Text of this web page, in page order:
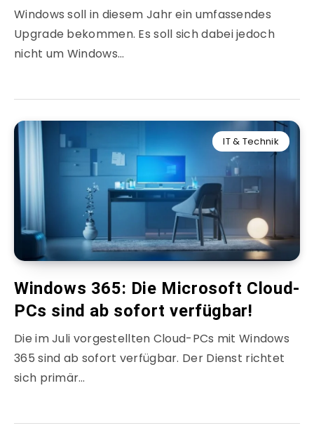
Windows soll in diesem Jahr ein umfassendes
Upgrade bekommen. Es soll sich dabei jedoch
nicht um Windows…
IT & Technik
Windows 365: Die Microsoft Cloud-
PCs sind ab sofort verfügbar!
Die im Juli vorgestellten Cloud-PCs mit Windows
365 sind ab sofort verfügbar. Der Dienst richtet
sich primär…